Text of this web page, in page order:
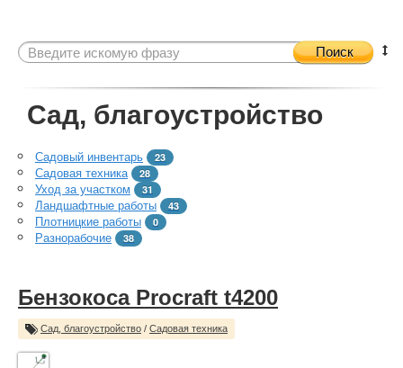
Поиск
Сад, благоустройство
Садовый инвентарь 23
Садовая техника 28
Уход за участком 31
Ландшафтные работы 43
Плотницкие работы 0
Разнорабочие 38
Бензокоса Procraft t4200
Сад, благоустройство / Садовая техника